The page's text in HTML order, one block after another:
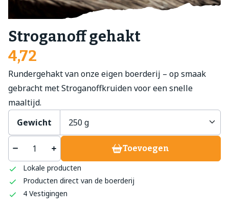
Stroganoff gehakt
4,72
Rundergehakt van onze eigen boerderij – op smaak
gebracht met Stroganoffkruiden voor een snelle
maaltijd.
Gewicht
Toevoegen
Lokale producten
Producten direct van de boerderij
4 Vestigingen